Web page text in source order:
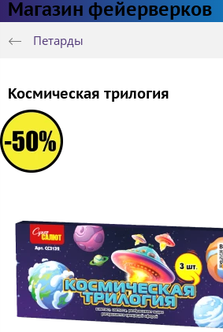
Магазин фейерверков
Петарды
Космическая трилогия